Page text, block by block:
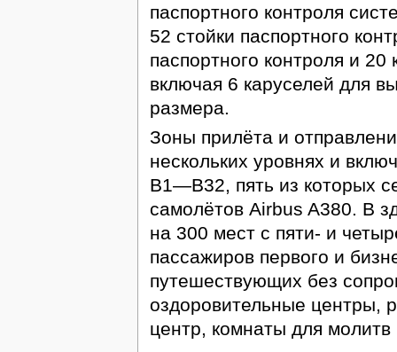
паспортного контроля
52 стойки паспортного
паспортного контроля и
включая 6 каруселей для
размера.
Зоны прилёта и
нескольких уровнях и
В1—В32, пять из которых
самолётов Airbus A380. В
на 300 мест с пяти- и
пассажиров первого и
путешествующих без
оздоровительные центры,
центр, комнаты для